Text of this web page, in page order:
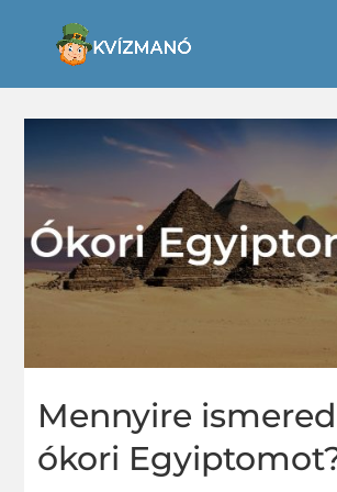
Mennyire
ókori Egyiptomot?